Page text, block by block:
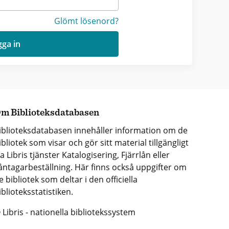
Glömt lösenord?
in
Biblioteksdatabasen
innehåller information om de
som visar och gör sitt material tillgängligt
Libris tjänster Katalogisering, Fjärrlån eller
Här finns också uppgifter om
bibliotek som deltar i den officiella
- nationella bibliotekssystem